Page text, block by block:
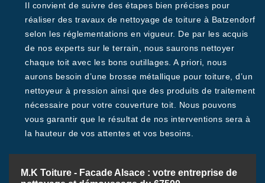
Il convient de suivre des étapes bien précises pour
réaliser des travaux de nettoyage de toiture à Batzendorf
selon les réglementations en vigueur. De par les acquis
de nos experts sur le terrain, nous saurons nettoyer
chaque toit avec les bons outillages. A priori, nous
aurons besoin d’une brosse métallique pour toiture, d’un
nettoyeur à pression ainsi que des produits de traitement
nécessaire pour votre couverture toit. Nous pouvons
vous garantir que le résultat de nos interventions sera à
la hauteur de vos attentes et vos besoins.
M.K Toiture - Facade Alsace : votre entreprise de